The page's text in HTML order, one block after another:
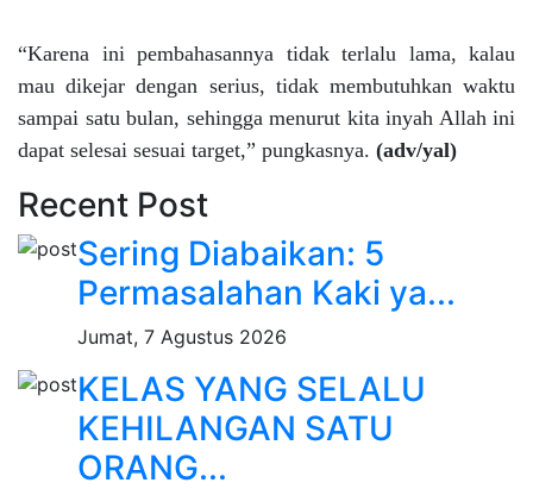
“Karena ini pembahasannya tidak terlalu lama, kalau
mau dikejar dengan serius, tidak membutuhkan waktu
sampai satu bulan, sehingga menurut kita inyah Allah ini
dapat selesai sesuai target,” pungkasnya. (adv/yal)
Recent Post
Sering Diabaikan: 5
Permasalahan Kaki ya...
Jumat, 7 Agustus 2026
KELAS YANG SELALU
KEHILANGAN SATU
ORANG...